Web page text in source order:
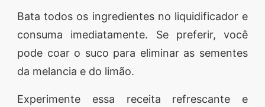
Bata todos os ingredientes no liquidificador e
consuma imediatamente. Se preferir, você
pode coar o suco para eliminar as sementes
da melancia e do limão.
Experimente essa receita refrescante e